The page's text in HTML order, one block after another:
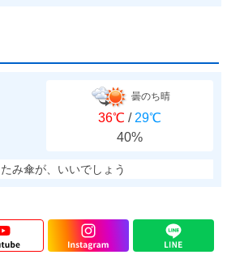
曇のち晴
36℃ / 29℃
40%
み傘が、いいでしょう